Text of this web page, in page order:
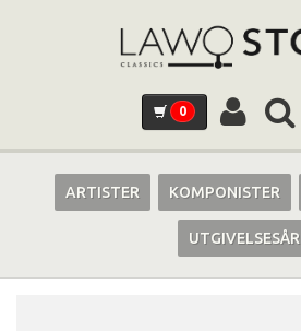
0
ARTISTER KOMPONISTER
UTGIVELSESÅR